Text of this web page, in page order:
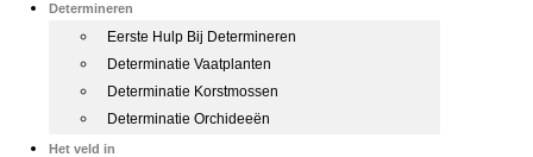
Determineren
Eerste Hulp Bij Determineren
Determinatie Vaatplanten
Determinatie Korstmossen
Determinatie Orchideeën
Het veld in